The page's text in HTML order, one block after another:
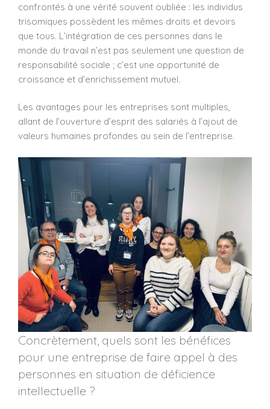
confrontés à une vérité souvent oubliée : les individus
trisomiques possèdent les mêmes droits et devoirs
que tous. L’intégration de ces personnes dans le
monde du travail n’est pas seulement une question de
responsabilité sociale ; c’est une opportunité de
croissance et d’enrichissement mutuel.
Les avantages pour les entreprises sont multiples,
allant de l’ouverture d’esprit des salariés à l’ajout de
valeurs humaines profondes au sein de l’entreprise.
Concrètement, quels sont les bénéfices
pour une entreprise de faire appel à des
personnes en situation de déficience
intellectuelle ?